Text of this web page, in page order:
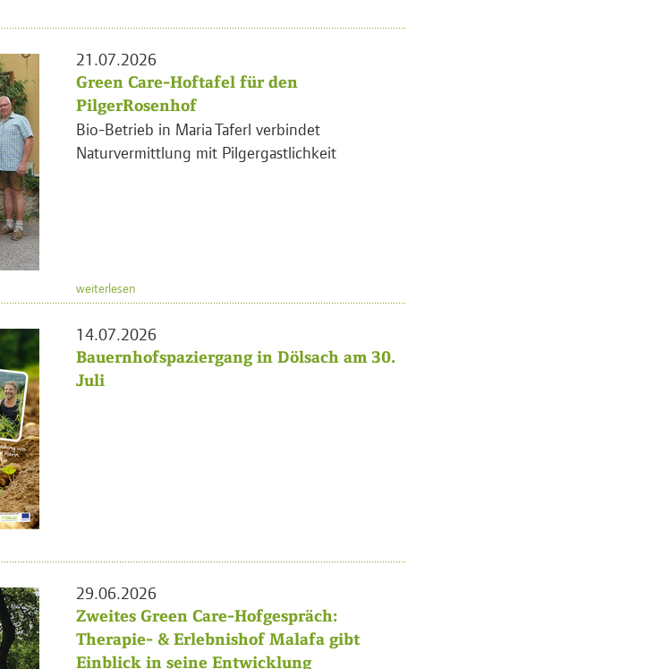
21.07.2026
Green Care-Hoftafel für den
PilgerRosenhof
Bio-Betrieb in Maria Taferl verbindet
Naturvermittlung mit Pilgergastlichkeit
weiterlesen
14.07.2026
Bauernhofspaziergang in Dölsach am 30.
Juli
29.06.2026
Zweites Green Care-Hofgespräch:
Therapie- & Erlebnishof Malafa gibt
Einblick in seine Entwicklung